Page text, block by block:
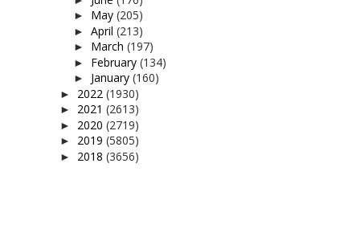
► May (205)
► April (213)
► March (197)
► February (134)
► January (160)
► 2022 (1930)
► 2021 (2613)
► 2020 (2719)
► 2019 (5805)
► 2018 (3656)